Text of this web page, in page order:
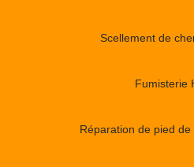
Scellement de
Fumisterie
Réparation de pied